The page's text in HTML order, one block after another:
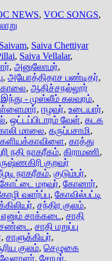
NEWS, VOC SONGS,
, Saiva Chettiyar
, Saiva Vellalar,
, அனுலோமர்,
, அயோத்திதாச பண்டிதர்,
, ஆதிச்சநல்லூர்
இந்து - முஸ்லீம் கலவரம்,
, ஈழவர், உடையார்,
, ஒட்டப்பிடாரம் வேள், கடக
மாலை, கருப்பசாமி,
களியக்காவிளை, காத்து
நதி நாகரீகம், கிராமணி,
குறவர்
நாகரீகம், குடும்பர்,
மறவர், கோனார்,
வளர்ப்பு, கோவில்பட்டி
, சந்திர குலம்,
எனும் சாக்கடை , சாதி
சண்டை , சாதி மறுப்பு
, சாளுக்கியர்,
குலம், செழுகை
, சோழர்,